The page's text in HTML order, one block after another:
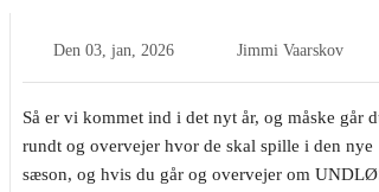
Den 03, jan, 2026 Jimmi Vaarskov
Så er vi kommet ind i det nyt år, og måske går
rundt og overvejer hvor de skal spille i den nye
sæson, og hvis du går og overvejer om